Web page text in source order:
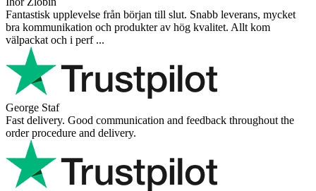
Andreas
Very good experience shopping at 4Barista. I bought a ZP6 Special,
and the order was well packaged, which eliminated any worries
about potential damag ...
Victor M.
Very professional, fast shipping, will buy again